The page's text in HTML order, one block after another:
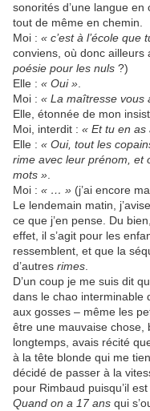
sonorités d’une langue
tout de même en chemin.
Moi : « c’est à l’école que
conviens, où donc ailleurs
poésie pour les nuls ?)
Elle : « Oui »
Moi : « La maîtresse vous
Elle, étonnée de mon
Moi, interdit : « Et tu en as
Elle : « Oui, tout les
rime avec leur prénom, et
mots »
Moi : « … » (j’ai encore
Le lendemain matin,
ce que j’en pense. Du
effet, il s’agit pour les
ressemblent, et que la
d’autres rimes
D’un coup je me suis dit
dans le chao interminable
aux gosses – même les
être une mauvaise chose,
longtemps, avais récité
à la tête blonde qui me
décidé de passer à la
pour Rimbaud puisqu’il
Quand on a 17 ans qui